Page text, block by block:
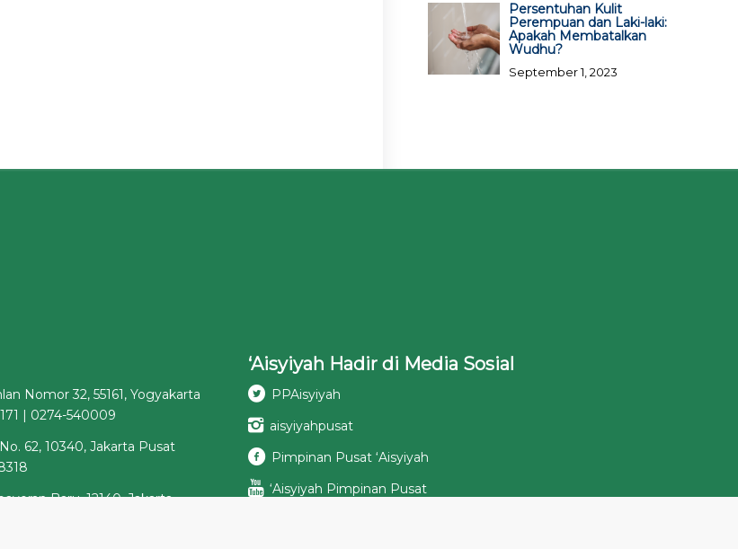
Persentuhan Kulit
Perempuan dan Laki-laki:
Apakah Membatalkan
Wudhu?
September 1, 2023
Nomor 32, 55161, Yogyakarta
| 0274-540009
62, 10340, Jakarta Pusat
Baru, 12140, Jakarta
‘Aisyiyah Hadir di Media Sosial
PPAisyiyah
aisyiyahpusat
Pimpinan Pusat ‘Aisyiyah
‘Aisyiyah Pimpinan Pusat